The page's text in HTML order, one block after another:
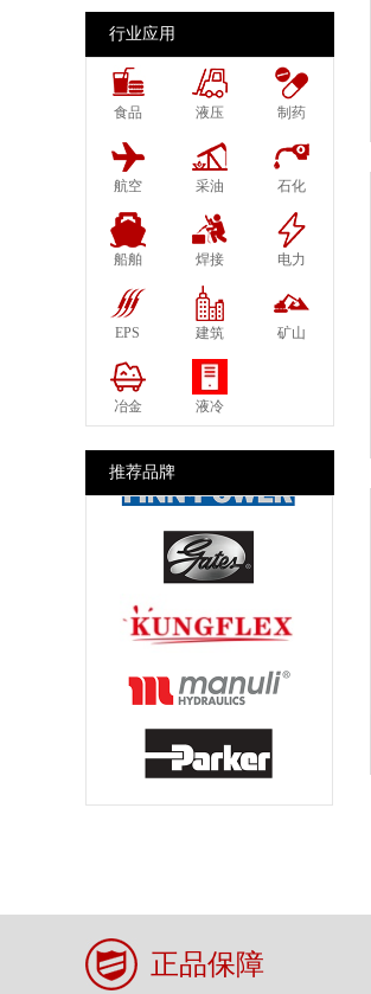
SAE 100 R17柔软钢丝编织
SAE 100 R18树脂管
SAE 100 R19柔软钢丝编织
EN857 1SC 1层钢丝
EN857 2SC 2层钢丝编织
EN856 4SP 4层缠绕
EN856 4SH 4层缠绕
EN854 1TE纤维
EN854 2TE纤维
EN854 3TE纤维
高温低温软管
千斤顶软管 JACK HOSE
美式蒸汽接头 Ground Joint
Couplings
管夹DIN20039
布尔接头 鲍尔接头Perrot
Couplings Bauer
泥浆接头Mortar Couplings
卫生级食品接头 DIN11850 11851
SMS1145
德式花园接头GEKA
法式空气接头 Express Couplings
NF E29573
欧式空气接头 DIN3489 European
美式空气接头 Chicago Air
Couplings
干式快速接头DDC
各国消防接头Fire Fighting Fitting
蒸汽管石油气软管 Steam Hose
LPG
化学管橡胶物料软管 Acid
空气水油多用途软管
剥胶机Skiving Machine
打码机 套筒打字机
胶管清洗机 Hose Assebly Cleaning
Machine
胶管试压机Pressure Test Machine
行业应用
食品 液压 制药
航空 采油 石化
船舶 焊接 电力
EPS 建筑 矿山
冶金 液冷
推荐品牌
正品保障